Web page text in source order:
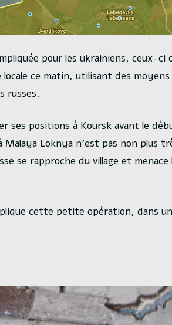
pour les ukrainiens, ceux-ci
ce matin, utilisant des
russes.
ses positions à Koursk avant le
Malaya Loknya n’est pas non plus
se rapproche du village et
cette petite opération, dans